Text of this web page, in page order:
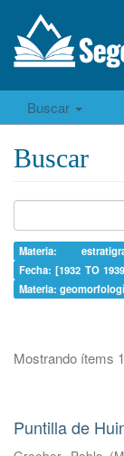
Buscar
Buscar
Materia:
Fecha: [1932 TO
Materia:
Mostrando ítems
Puntilla de